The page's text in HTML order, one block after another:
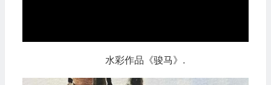
水彩作品《骏马》.